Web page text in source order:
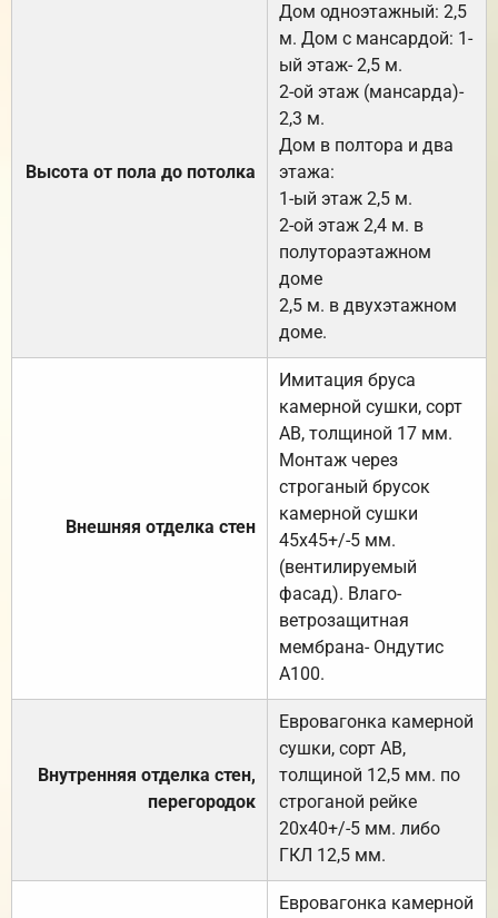
Высота от пола до потолка
Дом одноэтажный: 2,5
м. Дом с мансардой: 1-
ый этаж- 2,5 м.
2-ой этаж (мансарда)-
2,3 м.
Дом в полтора и два
этажа:
1-ый этаж 2,5 м.
2-ой этаж 2,4 м. в
полутораэтажном
доме
2,5 м. в двухэтажном
доме.
Внешняя отделка стен
Имитация бруса
камерной сушки, сорт
АВ, толщиной 17 мм.
Монтаж через
строганый брусок
камерной сушки
45х45+/-5 мм.
(вентилируемый
фасад). Влаго-
ветрозащитная
мембрана- Ондутис
А100.
Внутренняя отделка стен,
перегородок
Евровагонка камерной
сушки, сорт АВ,
толщиной 12,5 мм. по
строганой рейке
20х40+/-5 мм. либо
ГКЛ 12,5 мм.
Евровагонка камерной